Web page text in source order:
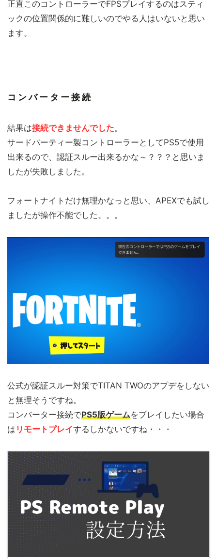
正直このコントローラーでFPSプレイするのはスティ
ックの位置関係的に難しいのでやる人はいないと思い
ます。
コンバーター接続
結果は接続できませんでした。
サードパーティー製コントローラーとしてPS5で使用
出来るので、認証スルー出来るかな～？？？と思いま
したが失敗しました。
フォートナイトだけ無理かなっと思い、APEXでも試し
ましたが操作不能でした。。。
公式が認証スルー対策でTITAN TWOのアプデをしない
と無理そうですね。
コンバーター接続でPS5版ゲームをプレイしたい場合
は リモートプレイするしかないですね・・・